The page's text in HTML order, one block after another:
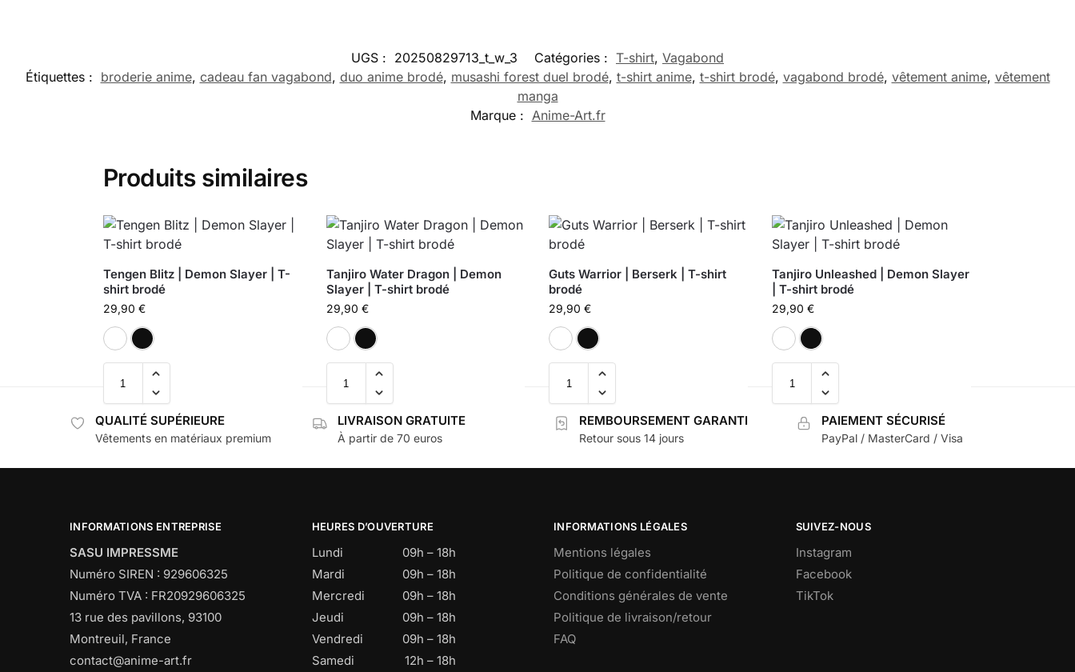
UGS : 20250829713_t_w_3 Catégories : T-shirt, Vagabond
Étiquettes : broderie anime, cadeau fan vagabond, duo anime brodé, musashi forest duel brodé, t-shirt anime, t-shirt brodé, vagabond brodé, vêtement anime, vêtement
manga
Marque : Anime-Art.fr
Produits similaires
Tengen Blitz | Demon Slayer | T-
shirt brodé
29,90 €
Tanjiro Water Dragon | Demon
Slayer | T-shirt brodé
29,90 €
Guts Warrior | Berserk | T-shirt
brodé
29,90€
Tanjiro Unleashed | Demon Slayer
| T-shirt brodé
29,90€
QUALITÉ SUPÉRIEURE
Vêtements en matériaux premium
LIVRAISON GRATUITE
À partir de 70 euros
REMBOURSEMENT GARANTI
Retour sous 14 jours
PAIEMENT SÉCURISÉ
PayPal / MasterCard / Visa
INFORMATIONS ENTREPRISE
SASU IMPRESSME
Numéro SIREN : 929606325
Numéro TVA : FR20929606325
13 rue des pavillons, 93100
Montreuil, France
contact@anime-art.fr
HEURES D’OUVERTURE
Lundi
09h – 18h
Mardi
09h – 18h
Mercredi
09h – 18h
Jeudi
09h – 18h
Vendredi
09h – 18h
Samedi
12h – 18h
INFORMATIONS LÉGALES
Mentions légales
Politique de confidentialité
Conditions générales de vente
Politique de livraison/retour
FAQ
SUIVEZ-NOUS
Instagram
Facebook
TikTok